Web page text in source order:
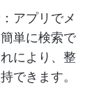
：アプリでメ
単に検索で
により、整
できます。